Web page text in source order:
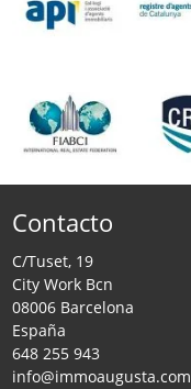
Contacto
C/Tuset, 19
City Work Bcn
08006 Barcelona
España
648 255 943
info@immoaugusta.com